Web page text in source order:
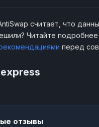
считает, что
Читайте подробнее
перед
отзывы